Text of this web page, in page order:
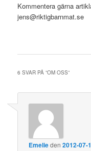
Kommentera gärna
jens@riktigbarnmat.se
6 SVAR PÅ ”OM OSS”
Emelieden2012-07-